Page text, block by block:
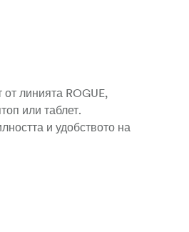
линията ROGUE,
или таблет.
и удобството на